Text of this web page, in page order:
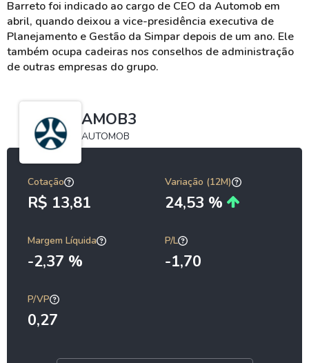
Barreto foi indicado ao cargo de CEO da Automob em
abril, quando deixou a vice-presidência executiva de
Planejamento e Gestão da Simpar depois de um ano. Ele
também ocupa cadeiras nos conselhos de administração
de outras empresas do grupo.
AMOB3
AUTOMOB
Cotação
R$ 13,81
Variação (12M)
24,53 %
Margem Líquida
-2,37 %
P/L
-1,70
P/VP
0,27